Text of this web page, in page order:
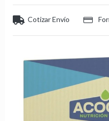
Cotizar Envío